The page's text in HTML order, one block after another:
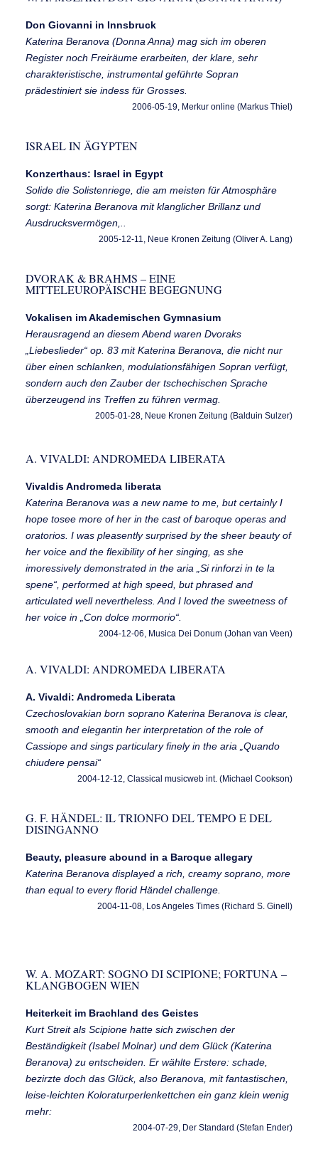
Don Giovanni in Innsbruck
Katerina Beranova (Donna Anna) mag sich im oberen
Register noch Freiräume erarbeiten, der klare, sehr
charakteristische, instrumental geführte Sopran
prädestiniert sie indess für Grosses.
2006-05-19, Merkur online (Markus Thiel)
ISRAEL IN ÄGYPTEN
Konzerthaus: Israel in Egypt
Solide die Solistenriege, die am meisten für Atmosphäre
sorgt: Katerina Beranova mit klanglicher Brillanz und
Ausdrucksvermögen,..
2005-12-11, Neue Kronen Zeitung (Oliver A. Lang)
DVORAK & BRAHMS – EINE
MITTELEUROPÄISCHE BEGEGNUNG
Vokalisen im Akademischen Gymnasium
Herausragend an diesem Abend waren Dvoraks
„Liebeslieder“ op. 83 mit Katerina Beranova, die nicht nur
über einen schlanken, modulationsfähigen Sopran verfügt,
sondern auch den Zauber der tschechischen Sprache
überzeugend ins Treffen zu führen vermag.
2005-01-28, Neue Kronen Zeitung (Balduin Sulzer)
A. VIVALDI: ANDROMEDA LIBERATA
Vivaldis Andromeda liberata
Katerina Beranova was a new name to me, but certainly I
hope tosee more of her in the cast of baroque operas and
oratorios. I was pleasently surprised by the sheer beauty of
her voice and the flexibility of her singing, as she
imoressively demonstrated in the aria „Si rinforzi in te la
spene“, performed at high speed, but phrased and
articulated well nevertheless. And I loved the sweetness of
her voice in „Con dolce mormorio“.
2004-12-06, Musica Dei Donum (Johan van Veen)
A. VIVALDI: ANDROMEDA LIBERATA
A. Vivaldi: Andromeda Liberata
Czechoslovakian born soprano Katerina Beranova is clear,
smooth and elegantin her interpretation of the role of
Cassiope and sings particulary finely in the aria „Quando
chiudere pensai“
2004-12-12, Classical musicweb int. (Michael Cookson)
G. F. HÄNDEL: IL TRIONFO DEL TEMPO E DEL
DISINGANNO
Beauty, pleasure abound in a Baroque allegary
Katerina Beranova displayed a rich, creamy soprano, more
than equal to every florid Händel challenge.
2004-11-08, Los Angeles Times (Richard S. Ginell)
W. A. MOZART: SOGNO DI SCIPIONE; FORTUNA –
KLANGBOGEN WIEN
Heiterkeit im Brachland des Geistes
Kurt Streit als Scipione hatte sich zwischen der
Beständigkeit (Isabel Molnar) und dem Glück (Katerina
Beranova) zu entscheiden. Er wählte Erstere: schade,
bezirzte doch das Glück, also Beranova, mit fantastischen,
leise-leichten Koloraturperlenkettchen ein ganz klein wenig
mehr:
2004-07-29, Der Standard (Stefan Ender)